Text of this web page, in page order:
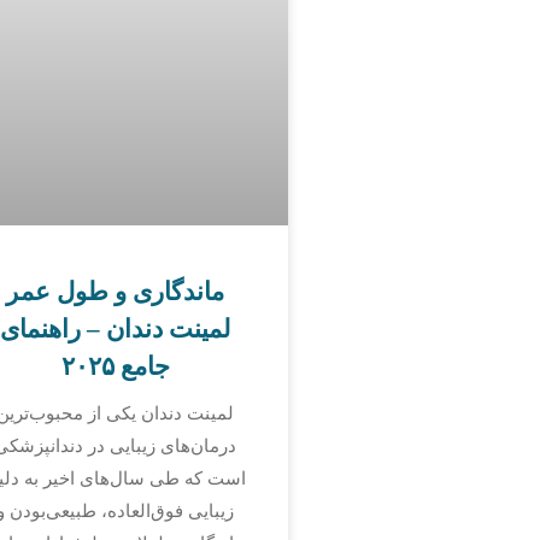
ماندگاری و طول عمر
لمینت دندان – راهنمای
جامع ۲۰۲۵
لمینت دندان یکی از
درمان‌های زیبایی در
است که طی سال‌های اخیر به
زیبایی فوق‌العاده، طبیعی‌بودن